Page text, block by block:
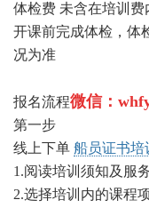
体检费 未含在培训费
开课前完成体检，体
况为准
报名流程微信：
第一步
线上下单 船员证书培
1.阅读培训须知及服
2.选择培训内的课程